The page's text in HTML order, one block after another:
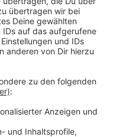
mittlerweile die
Man kann ihn
Auch seinen
abholen. Ein
ihn zu uns nach